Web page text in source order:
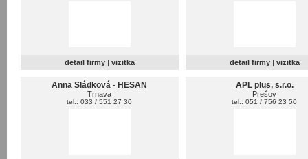
detail firmy | vizitka detail firmy | vizitka
Anna Sládková - HESAN
Trnava
tel.: 033 / 551 27 30
APL plus, s.r.o.
Prešov
tel.: 051 / 756 23 50